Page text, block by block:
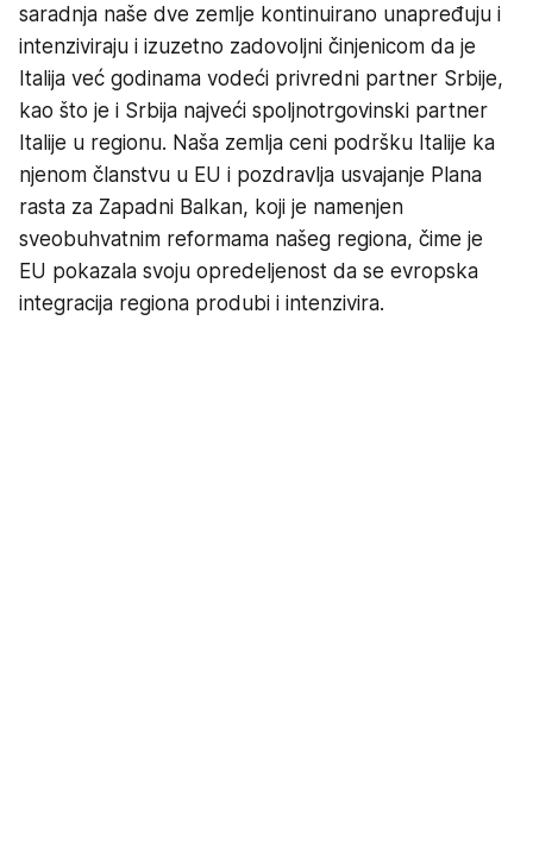
saradnja naše dve zemlje kontinuirano unapređuju i
intenziviraju i izuzetno zadovoljni činjenicom da je
Italija već godinama vodeći privredni partner Srbije,
kao što je i Srbija najveći spoljnotrgovinski partner
Italije u regionu. Naša zemlja ceni podršku Italije ka
njenom članstvu u EU i pozdravlja usvajanje Plana
rasta za Zapadni Balkan, koji je namenjen
sveobuhvatnim reformama našeg regiona, čime je
EU pokazala svoju opredeljenost da se evropska
integracija regiona produbi i intenzivira.